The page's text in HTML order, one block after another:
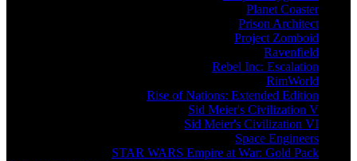
Planet Coaster
Prison Architect
Project Zomboid
Ravenfield
Rebel Inc: Escalation
RimWorld
Rise of Nations: Extended Edition
Sid Meier's Civilization V
Sid Meier's Civilization VI
Space Engineers
STAR WARS Empire at War: Gold Pack